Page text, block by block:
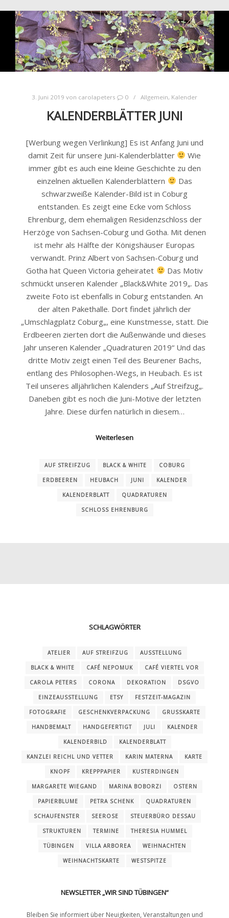
3. Juni 2019 von carolapeters 0 Allgemein, Kalender
KALENDERBLÄTTER JUNI
[Werbung wegen Verlinkung] Es ist Anfang Juni und
damit Zeit für unsere Juni-Kalenderblätter
Wie
immer gibt es auch eine kleine Geschichte zu den
einzelnen aktuellen Kalenderblättern
Das
schwarzweiße Kalender-Bild ist in Coburg
entstanden. Es zeigt eine Ecke vom Schloss
Ehrenburg, dem ehemaligen Residenzschloss der
Herzöge von Sachsen-Coburg und Gotha. Mit denen
ist mehr als Hälfte der Königshäuser Europas
verwandt. Prinz Albert von Sachsen-Coburg und
Gotha hat Queen Victoria geheiratet
Das Motiv
schmückt unseren Kalender „Black&White 2019„. Das
zweite Foto ist ebenfalls in Coburg entstanden. An
der alten Pakethalle. Dort findet jährlich der
„Umschlagplatz Coburg„, eine Kunstmesse, statt. Die
Erdbeeren zierten dort die Außenwände und dieses
Jahr unseren Kalender „Quadraturen 2019“ Und das
dritte Motiv zeigt einen Teil des Beurener Bachs,
entlang des Philosophen-Wegs, in Heubach. Es ist
Teil unseres alljährlichen Kalenders „Auf Streifzug„.
Daneben gibt es noch die Juni-Motive der letzten
Jahre. Diese dürfen natürlich in diesem…
Weiterlesen
AUF STREIFZUG BLACK & WHITE COBURG
ERDBEEREN HEUBACH JUNI KALENDER
KALENDERBLATT QUADRATUREN
SCHLOSS EHRENBURG
SCHLAGWÖRTER
ATELIER AUF STREIFZUG AUSSTELLUNG
BLACK & WHITE CAFÉ NEPOMUK CAFÉ VIERTEL VOR
CAROLA PETERS CORONA DEKORATION DSGVO
EINZEAUSSTELLUNG ETSY FESTZEIT-MAGAZIN
FOTOGRAFIE GESCHENKVERPACKUNG GRUSSKARTE
HANDBEMALT HANDGEFERTIGT JULI KALENDER
KALENDERBILD KALENDERBLATT
KANZLEI REICHL UND VETTER KARIN MATERNA KARTE
KNOPF KREPPPAPIER KUSTERDINGEN
MARGARETE WIEGAND MARINA BOBORZI OSTERN
PAPIERBLUME PETRA SCHENK QUADRATUREN
SCHAUFENSTER SEEROSE STEUERBÜRO DESSAU
STRUKTUREN TERMINE THERESIA HUMMEL
TÜBINGEN VILLA ARBOREA WEIHNACHTEN
WEIHNACHTSKARTE WESTSPITZE
NEWSLETTER „WIR SIND TÜBINGEN“
Bleiben Sie informiert über Neuigkeiten, Veranstaltungen und